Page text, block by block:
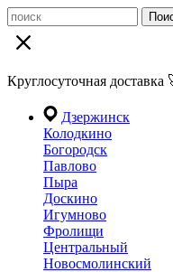
Круглосуточная
Дзержинск
Колодкино
Богородск
Павлово
Пыра
Доскино
Игумново
Фролищи
Центральный
Новосмолинский